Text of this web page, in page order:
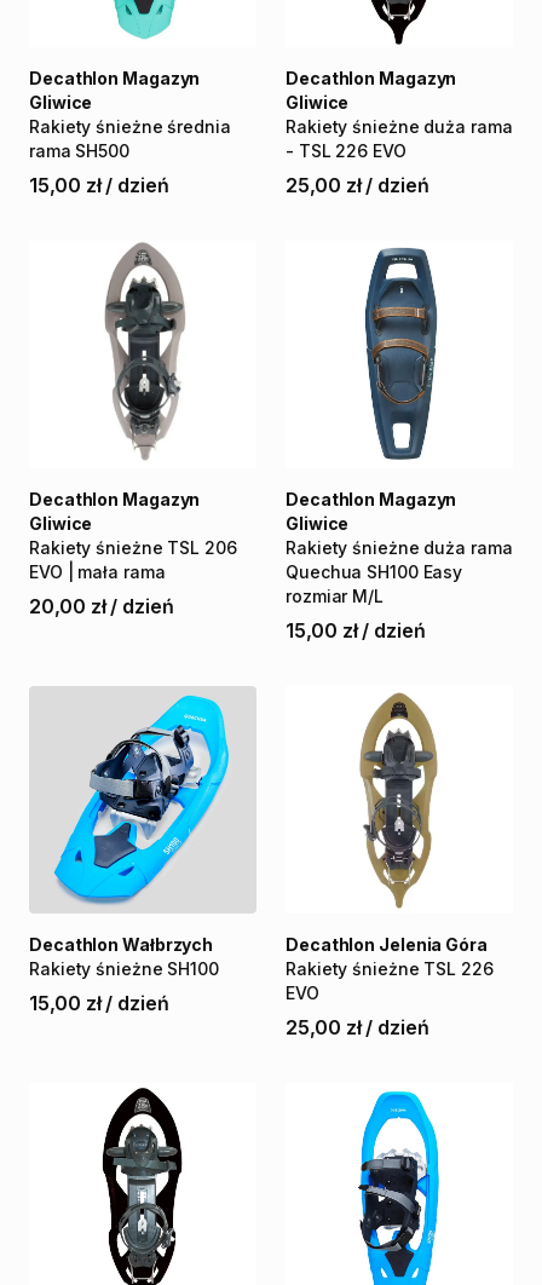
Rakiety śnieżne średnia
rama SH500
Decathlon Magazyn
Gliwice
15,00 zł / dzień
Rakiety śnieżne duża rama
- TSL 226 EVO
Decathlon Magazyn
Gliwice
25,00 zł / dzień
Rakiety śnieżne TSL 206
EVO
mała rama
Decathlon Magazyn
Gliwice
20,00 zł / dzień
Rakiety śnieżne duża rama
Quechua SH100 Easy
rozmiar M​​/​​L
Decathlon Magazyn
Gliwice
15,00 zł / dzień
Rakiety śnieżne SH100
Decathlon Wałbrzych
15,00 zł / dzień
Rakiety śnieżne TSL 226
EVO
Decathlon Jelenia Góra
25,00 zł / dzień